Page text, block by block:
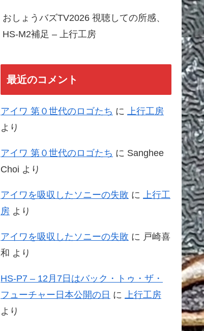
おしょうバズTV2026 視聴しての所感、
HS-M2補足 – 上行工房
最近のコメント
アイワ 第０世代のロゴたち に
上行工房
より
アイワ 第０世代のロゴたち に Sanghee
Choi より
アイワを吸収したソニーの失敗 に
上行工
房 より
アイワを吸収したソニーの失敗 に 戸崎喜
和 より
HS-P7 – 12月7日はバック・トゥ・ザ・
フューチャー日本公開の日 に
上行工房
より